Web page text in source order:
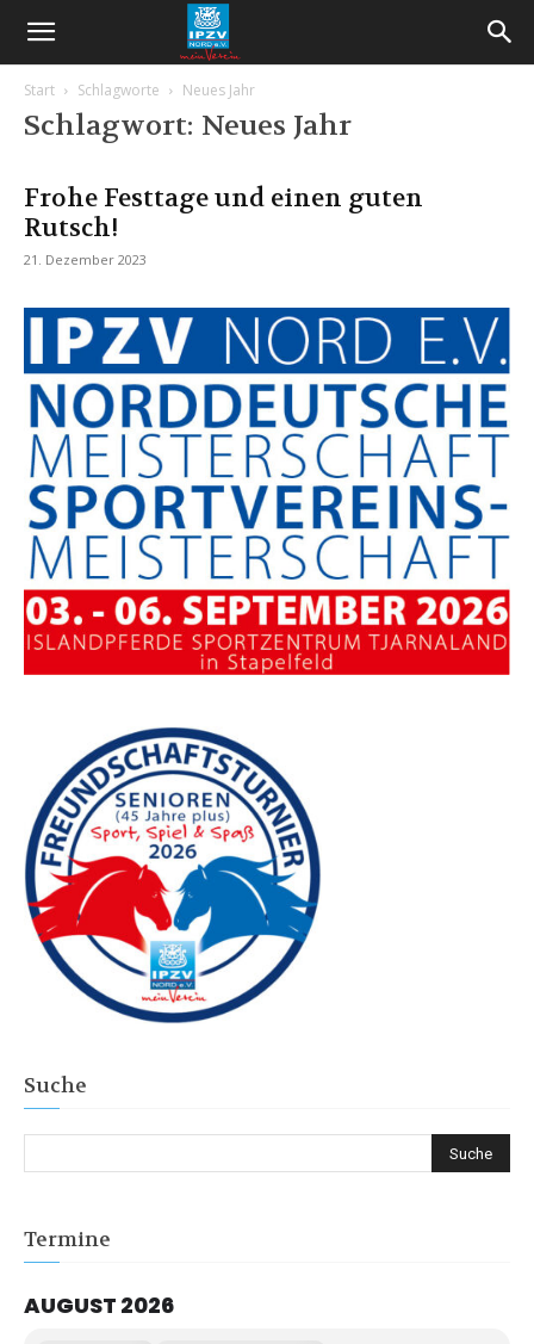
Start Schlagworte Neues Jahr
Schlagwort: Neues Jahr
Frohe Festtage und einen guten
Rutsch!
21. Dezember 2023
Suche
Termine
AUGUST 2026